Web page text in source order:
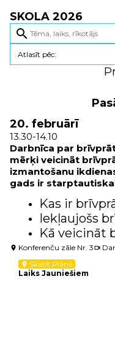
SKOLA 2026
search
20. februārī
13.30-14.10
Darbnīca par
mērķi veicināt
izmantošanu
gads ir
Kas ir
Iekļaujošs
Kā veicināt
location_on Konferenču zāle Nr. 3videocam
location_on Skatīt Plānā
Laiks Jauniešiem